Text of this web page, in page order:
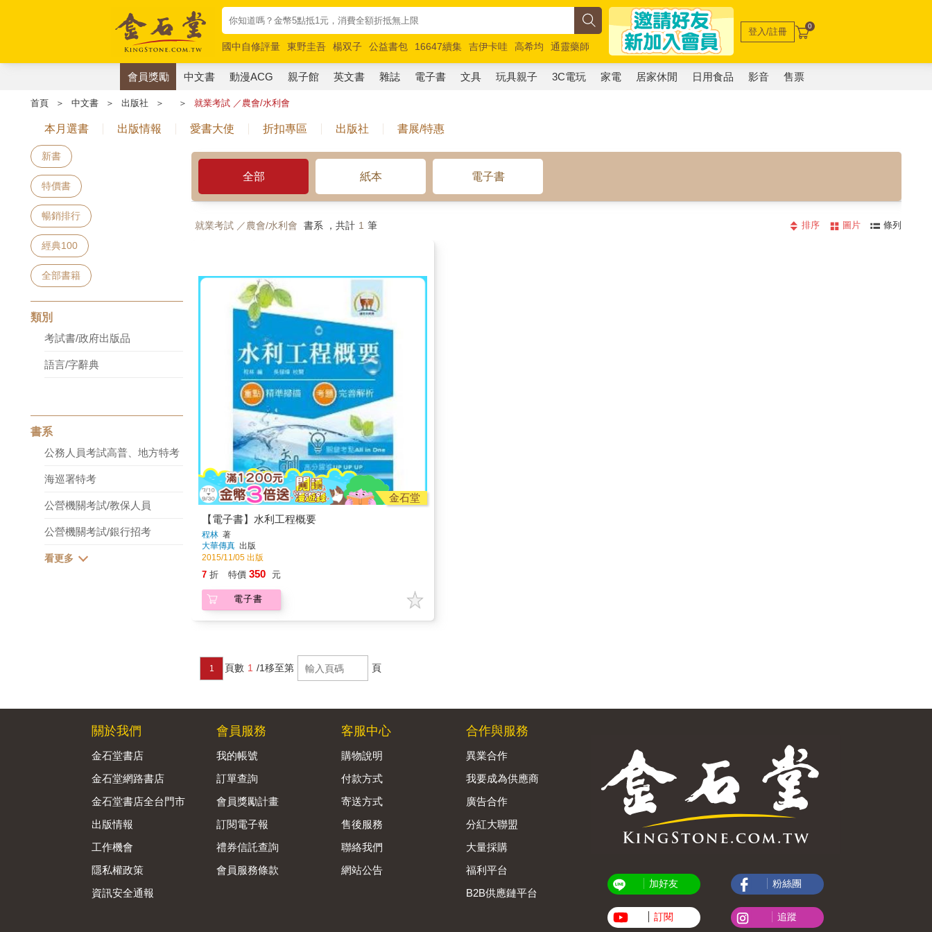
國中自修評量 東野圭吾 楊双子 公益書包 16647續集 吉伊卡哇 高希均
通靈藥師
唯紅花綻放
奧德賽 路邊攤新作 馬斯克 玩具總動員5 超慢跑
登入/註冊 0
會員獎勵 中文書 動漫ACG 親子館 英文書 雜誌 電子書 文具 玩具親子 3C電玩 家電 居家休閒 日用食品 影音 售票
首頁 ＞ 中文書 ＞ 出版社 ＞ ＞ 就業考試 ／農會/水利會
本月選書 出版情報 愛書大使 折扣專區 出版社 書展/特惠
新書
特價書
暢銷排行
經典100
全部書籍
類別
考試書/政府出版品
語言/字辭典
書系
公務人員考試高普、地方特考
海巡署特考
公營機關考試/教保人員
公營機關考試/銀行招考
全部 紙本 電子書
就業考試 ／農會/水利會 書系 ，共計 1 筆 排序 圖片 條列
金石堂
【電子書】水利工程概要
程林 著
大華傳真 出版
2015/11/05 出版
7 折 特價 350 元
電子書
1 頁數 1 /1移至第 頁
關於我們
金石堂書店
金石堂網路書店
金石堂書店全台門市
出版情報
工作機會
隱私權政策
資訊安全通報
會員服務
我的帳號
訂單查詢
會員獎勵計畫
訂閱電子報
禮券信託查詢
會員服務條款
客服中心
購物說明
付款方式
寄送方式
售後服務
聯絡我們
網站公告
合作與服務
異業合作
我要成為供應商
廣告合作
分紅大聯盟
大量採購
福利平台
B2B供應鏈平台
加好友
訂閱
粉絲團
追蹤